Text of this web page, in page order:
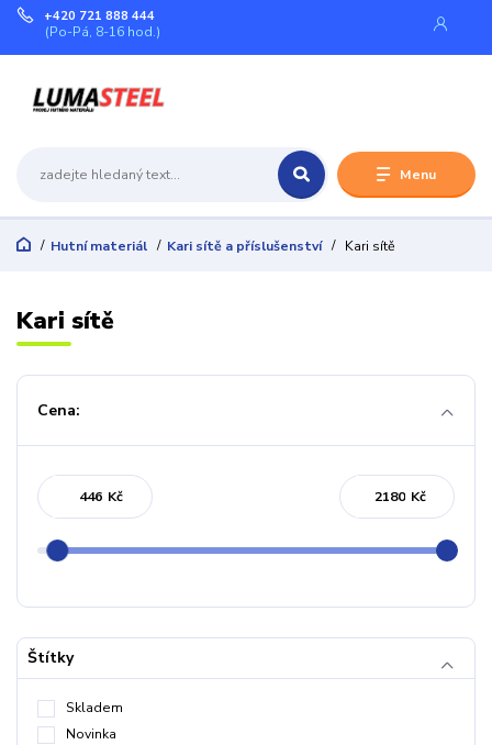
Menu
+420 721 888 444
(Po-Pá, 8-16 hod.)
Hutní materiál Kari sítě a příslušenství Kari sítě
Kari sítě
Cena:
Kč Kč
Štítky
Skladem
Novinka